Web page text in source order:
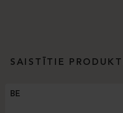
SAISTĪTIE PRODUKTI
BE